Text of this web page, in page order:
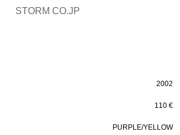
STORM CO.JP
2002
110 €
PURPLE/YELLOW